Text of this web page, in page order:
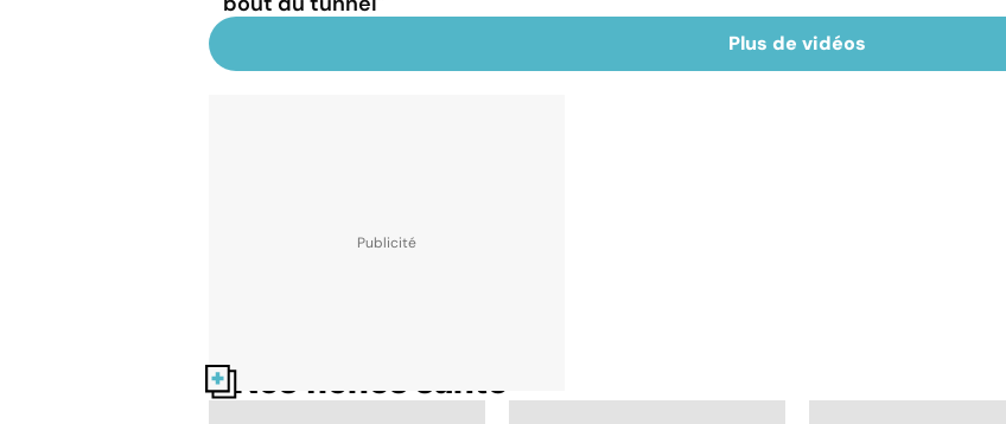
Plus de vidéos
Nos fiches santé